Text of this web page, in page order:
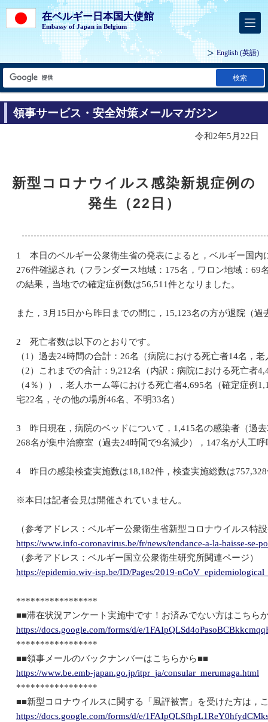
在ベルギー日本国大使館
Embassy of Japan in Belgium
English (英語)
検索
領事サービス・安全対策メールマガジン
令和2年5月22日
新型コロナウイルス感染新規症例の
発生（22日）
1 本日のベルギー公衆衛生省の発表によると，ベルギー国内
276件確認され（フランダース地域：175名，ワロン地域：69
の結果，当地での確定症例数は56,511件となりました。
また，3月15日から昨日までの間に，15,123名の方が退院（
2 死亡者数は以下のとおりです。
（1）過去24時間の合計：26名（病院における死亡者14名，
（2）これまでの合計：9,212名（内訳：病院における死亡者
（4％）），老人ホーム等における死亡者4,695名（確定症例
宅22名，その他の場所46名、不明33名）
3 昨日現在，病院のベッドについて，1,415名の感染者（過
268名が集中治療室（過去24時間で9名減少），147名が人工
4 昨日の感染検査実施数は18,182件，検査実施総数は
※本日は記者会見は開催されていません。
（参考アドレス：ベルギー公衆衛生省新型コロナウイルス特
https://www.info-coronavirus.be/fr/news/tendance-a-la-baisse-se-
（参考アドレス：ベルギー国立公衆衛生研究所関連ページ）
https://epidemio.wiv-isp.be/ID/Pages/2019-
*****************
■■滞在状況アンケート実施中です！お済みでない方はこちら
https://docs.google.com/forms/d/e/
*****************
■■領事メールのバックナンバーはこちらから■■
https://www.be.emb-japan.go.jp/itpr_ja/consular_merumaga.html
*****************
■■新型コロナウイルスに関する「風評被害」を受けた方は，
https://docs.google.com/forms/d/e/